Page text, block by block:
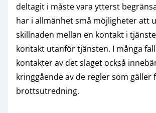
deltagit i måste vara ytterst
har i allmänhet små möjligheter att
skillnaden mellan en kontakt i
kontakt utanför tjänsten. I många
kontakter av det slaget också
kringgående av de regler som gäller
brottsutredning.